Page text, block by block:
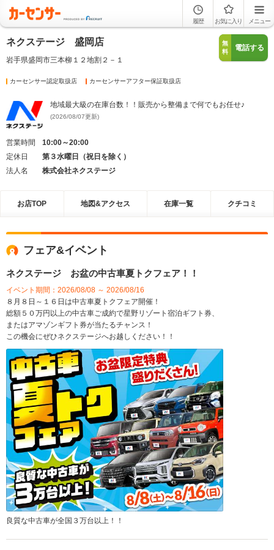
履歴 お気に入り メニュー
ネクステージ 盛岡店
岩手県盛岡市三本柳１２地割２－１
無
料
電話する
カーセンサー認定取扱店 カーセンサーアフター保証取扱店
地域最大級の在庫台数！！販売から整備まで何でもお任せ♪
(2026/08/07更新)
営業時間
10:00～20:00
定休日
第３水曜日（祝日を除く）
法人名
株式会社ネクステージ
お店TOP 地図&アクセス 在庫一覧 クチコミ
フェア&イベント
ネクステージ お盆の中古車夏トクフェア！！
イベント期間：2026/08/08 ～ 2026/08/16
８月８日～１６日は中古車夏トクフェア開催！
総額５０万円以上の中古車ご成約で星野リゾート宿泊ギフト券、
またはアマゾンギフト券が当たるチャンス！
この機会にぜひネクステージへお越しください！！
良質な中古車が全国３万台以上！！